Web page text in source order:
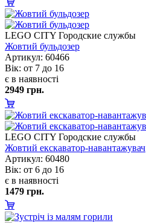
LEGO CITY Городские службы
Жовтий бульдозер
Артикул: 60466
ік: от 7 до 16
є в наявності
2949 грн.
LEGO CITY Городские службы
Жовтий екскаватор-навантажувач
Артикул: 60480
ік: от 6 до 16
є в наявності
1479 грн.